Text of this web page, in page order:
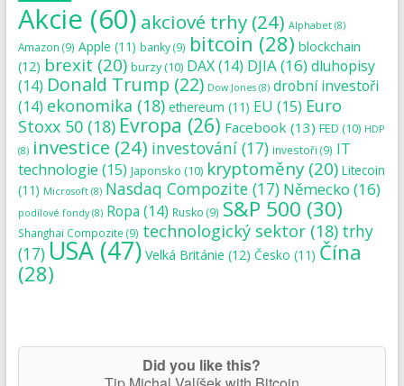
Akcie (60) akciové trhy(24) Alphabet(8)
Amazon (9) Apple (11) banky(9) bitcoin (28) blockchain
(12) brexit (20) burzy(10) DAX(14) DJIA(16)dluhopisy
(14) Donald Trump (22) Dow Jones(8) drobní investoři
(14) ekonomika (18) ethereum (11) EU (15) Euro
Stoxx 50(18) Evropa (26) Facebook (13) FED (10) HDP
(8) investice (24) investování(17) investoři (9) IT
technologie (15) Japonsko (10) kryptoměny(20) Litecoin
(11) Microsoft(8) Nasdaq Compozite(17) Německo (16)
podílové fondy(8) Ropa (14) Rusko (9) S&P 500 (30)
Shanghai Compozite (9) technologický sektor(18) trhy
(17)USA(47) Velká Británie (12) Česko (11) Čína
(28)
Did you like this?